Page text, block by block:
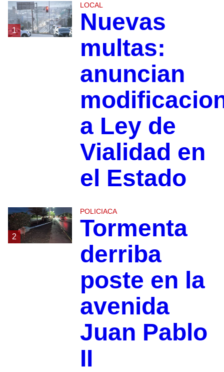
1
LOCAL
Nuevas
multas:
anuncian
a Ley de
Vialidad en
el Estado
2
POLICIACA
Tormenta
derriba
poste en la
avenida
Juan Pablo
II